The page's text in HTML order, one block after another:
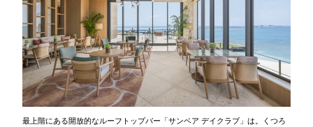
最上階にある開放的なルーフトップバー「サンベア デイクラブ」は。くつろ